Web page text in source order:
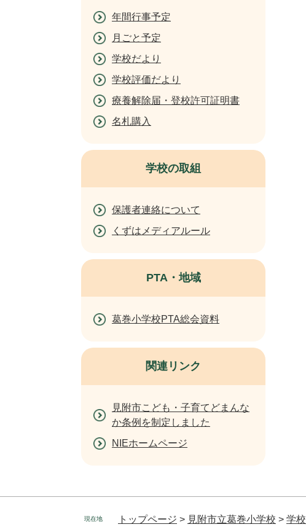
年間行事予定
月ごと予定
学校だより
学校評価だより
療養解除届・登校許可証明書
名札購入
学校の取組
保護者連絡について
くずはメディアルール
PTA・地域
葛巻小学校PTA総会資料
関連リンク
見附市こども・子育てどまんな
か条例を制定しました
NIEホームページ
現在地 トップページ > 見附市立葛巻小学校 > 学